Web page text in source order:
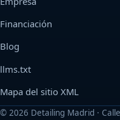
Financiación
Blog
llms.txt
Mapa del sitio XML
© 2026 Detailing Madrid ·